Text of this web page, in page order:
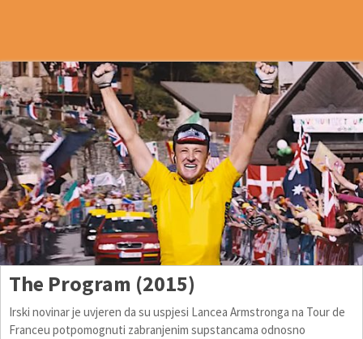
The Program (2015)
Irski novinar je uvjeren da su uspjesi Lancea Armstronga na Tour de
Franceu potpomognuti zabranjenim supstancama odnosno